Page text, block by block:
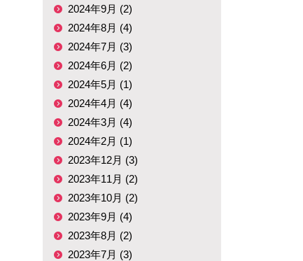
2024年9月 (2)
2024年8月 (4)
2024年7月 (3)
2024年6月 (2)
2024年5月 (1)
2024年4月 (4)
2024年3月 (4)
2024年2月 (1)
2023年12月 (3)
2023年11月 (2)
2023年10月 (2)
2023年9月 (4)
2023年8月 (2)
2023年7月 (3)